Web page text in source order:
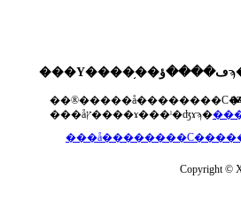
���Υ����֥��ڡ����ؤϡ��ޤ��ۡ���ڡ��������åץ����ɤ���Ƥ��ޤ���agua-
���åץ����ɤ���ˡ�ʤɤϡ�
Copyright ©